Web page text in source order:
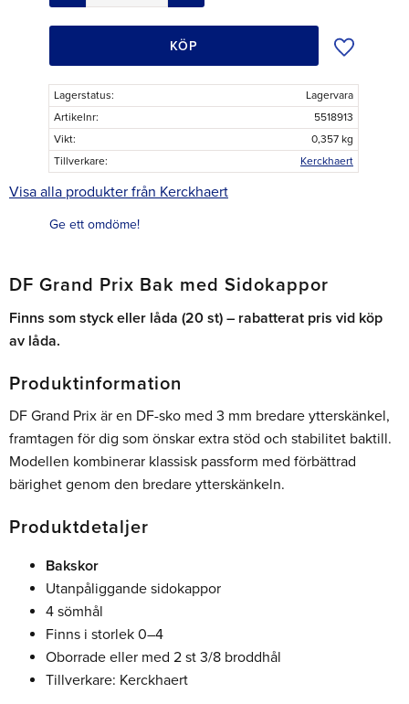
KÖP Lägg till i
Lagerstatus
Lagervara
Artikelnr
5518913
Vikt
0,357 kg
Tillverkare
Kerckhaert
Visa alla produkter från Kerckhaert
Ge ett omdöme!
DF Grand Prix Bak med Sidokappor
Finns som styck eller låda (20 st) – rabatterat pris vid köp
av låda.
Produktinformation
DF Grand Prix är en DF-sko med 3 mm bredare ytterskänkel,
framtagen för dig som önskar extra stöd och stabilitet baktill.
Modellen kombinerar klassisk passform med förbättrad
bärighet genom den bredare ytterskänkeln.
Produktdetaljer
Bakskor
Utanpåliggande sidokappor
4 sömhål
Finns i storlek 0–4
Oborrade eller med 2 st 3/8 broddhål
Tillverkare: Kerckhaert